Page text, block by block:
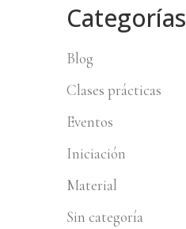
Categorías
Blog
Clases prácticas
Eventos
Iniciación
Material
Sin categoría